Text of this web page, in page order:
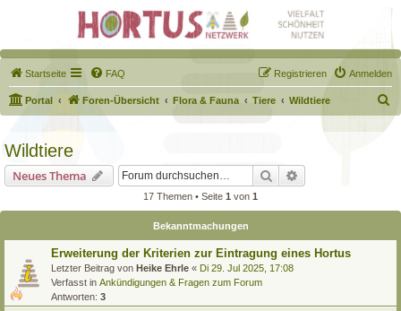
Startseite FAQ Anmelden
Registrieren
Portal Foren-Übersicht Flora & Fauna Tiere Wildtiere
u
Wildtiere
Neues Thema Suche
17 Themen • Seite 1 von 1
Bekanntmachungen
Erweiterung der Kriterien zur Eintragung eines Hortus
Letzter Beitrag von Heike Ehrle « Di 29. Jul 2025, 17:08
Verfasst in Ankündigungen & Fragen zum Forum
Antworten: 3